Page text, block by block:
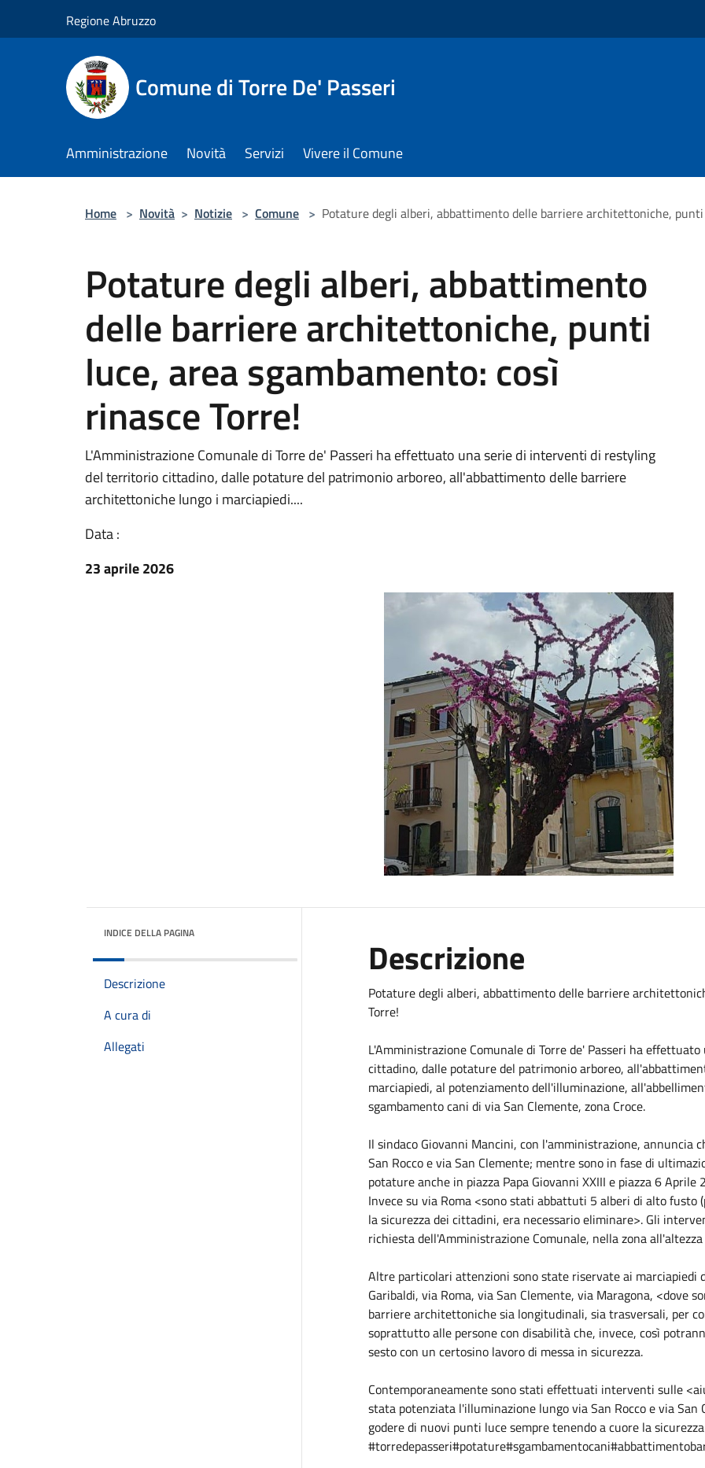
Regione Abruzzo
Comune di Torre De' Passeri
Amministrazione Novità Servizi Vivere il Comune
Home > Novità > Notizie > Comune > Potature degli alberi, abbattimento delle barriere architettoniche, punti
Potature degli alberi, abbattimento
delle barriere architettoniche, punti
luce, area sgambamento: così
rinasce Torre!
L'Amministrazione Comunale di Torre de' Passeri ha effettuato una serie di interventi di restyling
del territorio cittadino, dalle potature del patrimonio arboreo, all'abbattimento delle barriere
architettoniche lungo i marciapiedi....
Data :
23 aprile 2026
INDICE DELLA PAGINA
Descrizione
A cura di
Allegati
Descrizione
Potature degli alberi, abbattimento delle barriere
Torre!
L'Amministrazione Comunale di Torre de' Passeri ha
cittadino, dalle potature del patrimonio arboreo,
marciapiedi, al potenziamento dell'illuminazione,
sgambamento cani di via San Clemente, zona Croce.
Il sindaco Giovanni Mancini, con l'amministrazione, annuncia
San Rocco e via San Clemente; mentre sono in fase di
potature anche in piazza Papa Giovanni XXIII e piazza 6 Aprile
Invece su via Roma <sono stati abbattuti 5 alberi di alto fusto
la sicurezza dei cittadini, era necessario eliminare>. Gli
richiesta dell'Amministrazione Comunale, nella zona
Altre particolari attenzioni sono state riservate ai marciapiedi
Garibaldi, via Roma, via San Clemente, via Maragona,
barriere architettoniche sia longitudinali, sia trasversali, per
soprattutto alle persone con disabilità che, invece, così
sesto con un certosino lavoro di messa in sicurezza.
Contemporaneamente sono stati effettuati interventi sulle
stata potenziata l'illuminazione lungo via San Rocco e via
godere di nuovi punti luce sempre tenendo a cuore la
#torredepasseri